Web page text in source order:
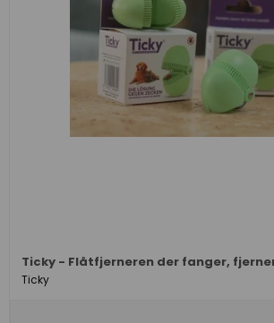
Ticky - Flåtfjerneren der fanger,
Ticky